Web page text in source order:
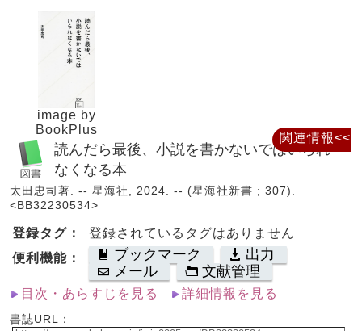
image by
BookPlus
読んだら最後、小説を書かないではいられ
なくなる本
太田忠司著. -- 星海社, 2024. -- (星海社新書 ; 307).
<BB32230534>
登録タグ：
登録されているタグはありません
便利機能：
ブックマーク
出力
メール
文献管理
目次・あらすじを見る 詳細情報を見る
書誌URL：
関連情報<<